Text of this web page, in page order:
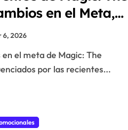
en el Meta,
Barajas,
Jugadores
6, 2026
por las recientes...